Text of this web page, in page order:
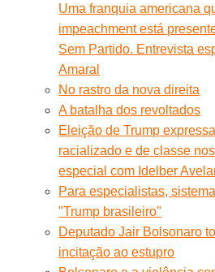
Uma franquia americana
impeachment está
Sem Partido. Entrevista
Amaral
No rastro da nova direita
A batalha dos revoltados
Eleição de Trump
racializado e de classe
especial com Idelber
Para especialistas,
"Trump brasileiro"
Deputado Jair Bolsonaro
incitação ao estupro